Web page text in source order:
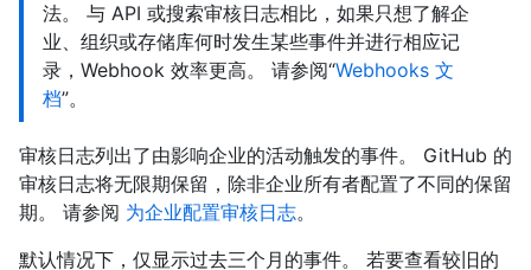
法。 与 API 或搜索审核日志相比，如果只想了解企
业、组织或存储库何时发生某些事件并进行相应记
录，Webhook 效率更高。 请参阅“Webhooks 文
档”。
审核日志列出了由影响企业的活动触发的事件。 GitHub 的
审核日志将无限期保留，除非企业所有者配置了不同的保留
期。 请参阅 为企业配置审核日志。
默认情况下，仅显示过去三个月的事件。 若要查看较旧的